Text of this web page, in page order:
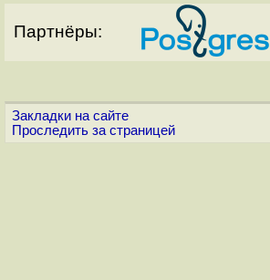
Партнёры:
Закладки на сайте
Проследить за страницей